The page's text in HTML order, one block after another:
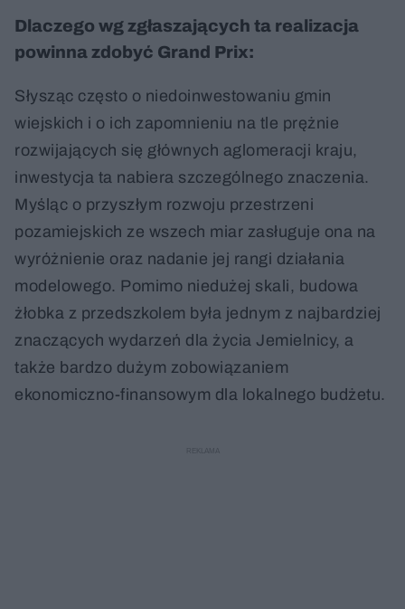
Dlaczego wg zgłaszających ta realizacja
powinna zdobyć Grand Prix:
Słysząc często o niedoinwestowaniu gmin
wiejskich i o ich zapomnieniu na tle prężnie
rozwijających się głównych aglomeracji kraju,
inwestycja ta nabiera szczególnego znaczenia.
Myśląc o przyszłym rozwoju przestrzeni
pozamiejskich ze wszech miar zasługuje ona na
wyróżnienie oraz nadanie jej rangi działania
modelowego. Pomimo niedużej skali, budowa
żłobka z przedszkolem była jednym z najbardziej
znaczących wydarzeń dla życia Jemielnicy, a
także bardzo dużym zobowiązaniem
ekonomiczno-finansowym dla lokalnego budżetu.